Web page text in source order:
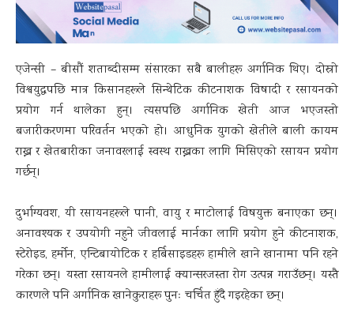
एजेन्सी – बीसौं शताब्दीसम्म संसारका सबै बालीहरू अर्गानिक थिए। दोस्रो
विश्वयुद्धपछि मात्र किसानहरूले सिन्थेटिक कीटनाशक विषादी र रसायनको
प्रयोग गर्न थालेका हुन्। त्यसपछि अर्गानिक खेती आज भएजस्तो
बजारीकरणमा परिवर्तन भएको हो। आधुनिक युगको खेतीले बाली कायम
राख्न र खेतबारीका जनावरलाई स्वस्थ राख्नका लागि मिसिएको रसायन प्रयोग
गर्छन्।
दुर्भाग्यवश, यी रसायनहरूले पानी, वायु र माटोलाई विषयुक्त बनाएका छन्।
अनावश्यक र उपयोगी नहुने जीवलाई मार्नका लागि प्रयोग हुने कीटनाशक,
स्टेरोइड, हर्मोन, एन्टिबायोटिक र हर्बिसाइडहरू हामीले खाने खानामा पनि रहने
गरेका छन्। यस्ता रसायनले हामीलाई क्यान्सरजस्ता रोग उत्पन्न गराउँछन्। यस्तै
कारणले पनि अर्गानिक खानेकुराहरू पुनः चर्चित हुँदै गइरहेका छन्।